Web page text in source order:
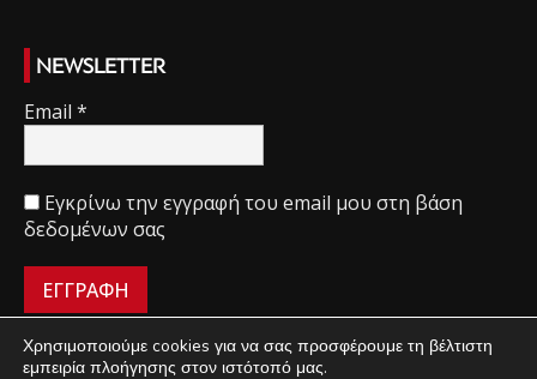
NEWSLETTER
Email *
Εγκρίνω την εγγραφή του email μου στη βάση
δεδομένων σας
Χρησιμοποιούμε cookies για να σας προσφέρουμε τη βέλτιστη
εμπειρία πλοήγησης στον ιστότοπό μας.